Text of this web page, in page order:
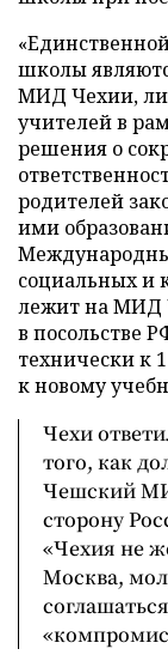
школы
МИД Чехии,
учителей в
решения о
родителей
ими
социальных и
лежит на МИД
в посольстве
технически к
к новому
Чехи
того, как
Чешский
сторону
«Чехия не
Москва,